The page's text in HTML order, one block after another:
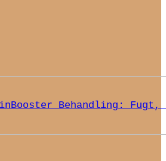
Behandling: Fugt,